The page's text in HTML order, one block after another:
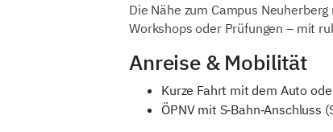
Die Nähe zum Campus
Workshops oder Prüfungen – mit
Anreise & Mobilität
Kurze Fahrt mit dem Auto
ÖPNV mit S‑Bahn‑Anschluss